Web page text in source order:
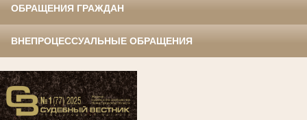
ОБРАЩЕНИЯ ГРАЖДАН
ВНЕПРОЦЕССУАЛЬНЫЕ ОБРАЩЕНИЯ